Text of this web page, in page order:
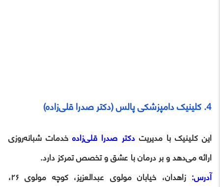
4. کلینیک دامپزشکی پالس (دکتر صدرا قلی‌زاده)
این کلینیک با مدیریتدکتر صدرا قلی‌زادهخدمات شبانه‌روزی
ارائه می‌دهد و بر درمان با عشق و تخصص تمرکز دارد.
آدرس:
زاهدان، خیابان مولوی عبدالعزیز، کوچه مولوی ۲۶،